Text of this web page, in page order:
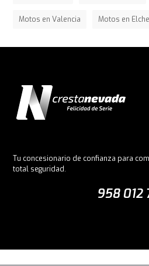
Motos en Valencia Motos en Elche
Tu concesionario de confianza para
total seguridad.
958 012